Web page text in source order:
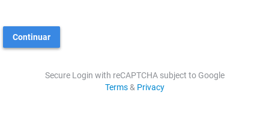
Continuar
Secure Login with reCAPTCHA subject to Google
Terms& Privacy